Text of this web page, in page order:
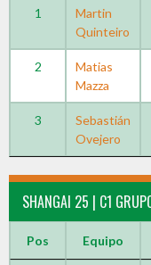
1
Martin
Quinteiro
2
Matias
Mazza
3
Sebastián
Ovejero
SHANGAI 25 | C1
Pos Equipo